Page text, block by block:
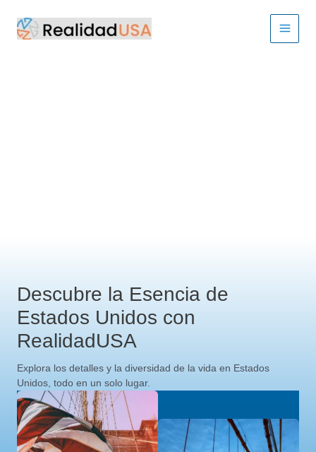
contenido
Descubre la Esencia de
Estados Unidos con
RealidadUSA
Explora los detalles y la diversidad de la vida en Estados
Unidos, todo en un solo lugar.